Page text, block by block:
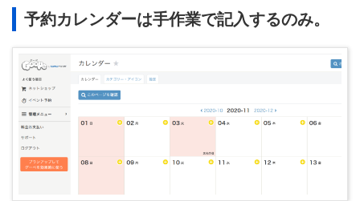
予約カレンダーは手作業で記入するのみ。